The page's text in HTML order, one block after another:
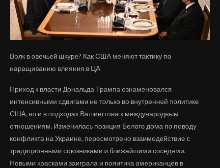
Волк в овечьей шкуре? Как США меняют тактику по
наращиванию влияния в ЦА
Приход к власти Дональда Трампа ознаменовался
интенсивными сдвигами не только во внутренней политике
США, но и в подходах Вашингтона к международным
отношениям. Изменилась позиция Белого дома по поводу
конфликта на Украине, пересмотрено взаимодействие с
традиционными союзниками и ближайшими соседями.
Новыми красками заиграла и политика американцев в